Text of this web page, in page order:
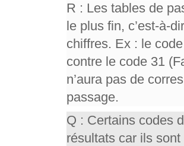
R : Les tables de
le plus fin, c’est-à-
chiffres. Ex : le
contre le code 31
n’aura pas de
passage.
Q : Certains codes
résultats car ils